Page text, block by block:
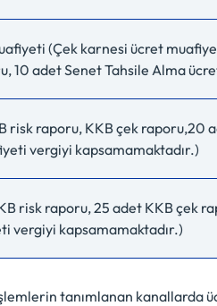
(Çek karnesi ücret
10 adet Senet Tahsile Alma
risk raporu, KKB çek
vergiyi kapsamamaktadır.)
risk raporu, 25 adet KKB çek
vergiyi kapsamamaktadır.)
tanımlanan kanallarda